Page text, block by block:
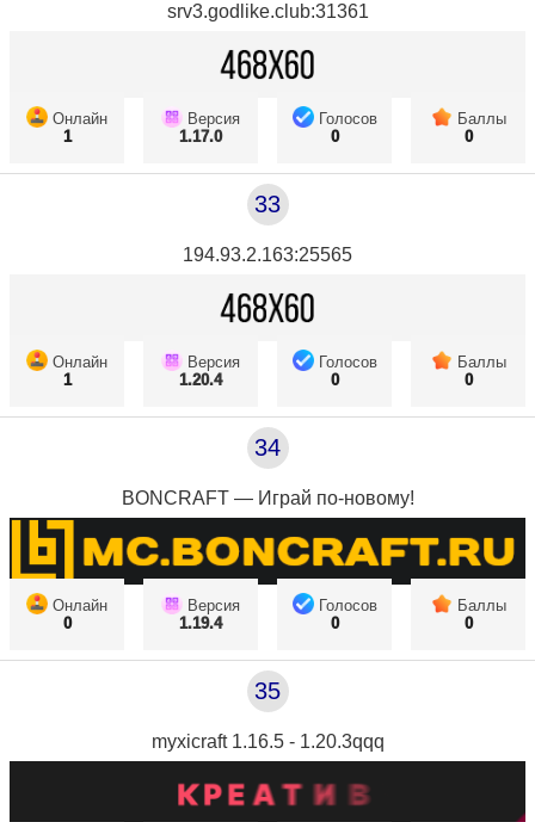
srv3.godlike.club:31361
Онлайн
1
Версия
1.17.0
Голосов
0
Баллы
0
33
194.93.2.163:25565
Онлайн
1
Версия
1.20.4
Голосов
0
Баллы
0
34
BONCRAFT — Играй по-новому!
Онлайн
0
Версия
1.19.4
Голосов
0
Баллы
0
35
myxicraft 1.16.5 - 1.20.3qqq